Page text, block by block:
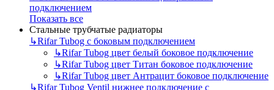
подключением
Показать все
Стальные трубчатые радиаторы
↳Rifar Tubog с боковым подключением
↳Rifar Tubog цвет белый боковое подключение
↳Rifar Tubog цвет Титан боковое подключение
↳Rifar Tubog цвет Антрацит боковое подключение
↳Rifar Tubog Ventil нижнее подключение с